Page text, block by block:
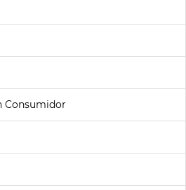
Consumidor